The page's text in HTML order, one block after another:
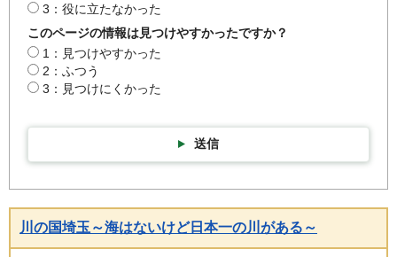
3：役に立たなかった
このページの情報は見つけやすかったですか？
1：見つけやすかった
2：ふつう
3：見つけにくかった
送信
川の国埼玉～海はないけど日本一の川がある～